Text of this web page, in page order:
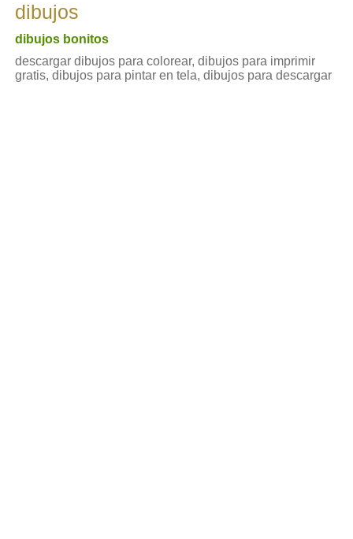
dibujos
dibujos bonitos
descargar dibujos para colorear, dibujos para imprimir
gratis, dibujos para pintar en tela, dibujos para descargar